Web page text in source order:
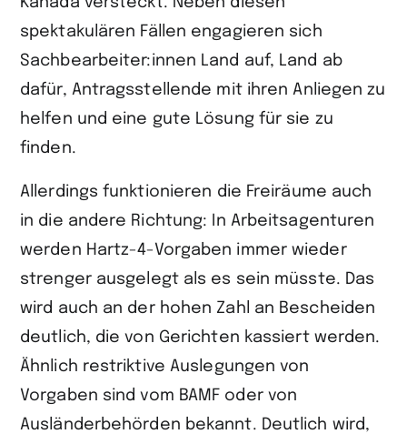
spektakulären Fällen engagieren sich
Sachbearbeiter:innen Land auf, Land ab
dafür, Antragsstellende mit ihren Anliegen zu
helfen und eine gute Lösung für sie zu
finden.
Allerdings funktionieren die Freiräume auch
in die andere Richtung: In Arbeitsagenturen
werden Hartz-4-Vorgaben immer wieder
strenger ausgelegt als es sein müsste. Das
wird auch an der hohen Zahl an Bescheiden
deutlich, die von Gerichten kassiert werden.
Ähnlich restriktive Auslegungen von
Vorgaben sind vom BAMF oder von
Ausländerbehörden bekannt. Deutlich wird,